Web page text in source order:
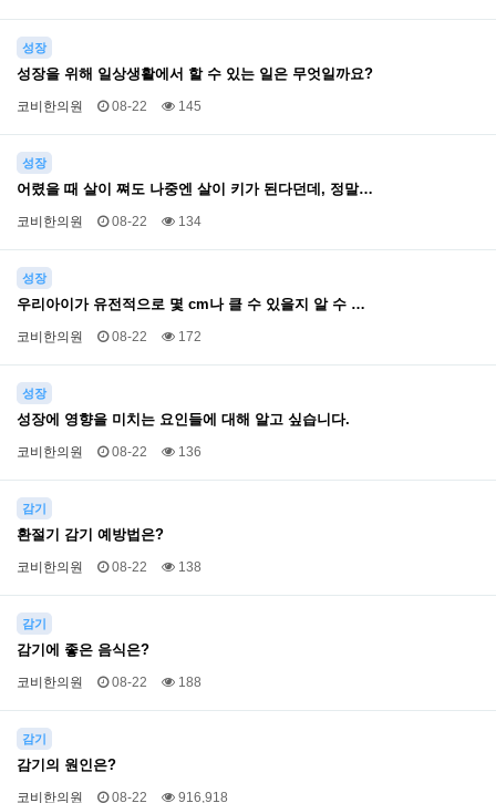
성장
성장을 위해 일상생활에서 할 수 있는 일은 무엇일까요?
코비한의원 08-22 145
성장
어렸을 때 살이 쪄도 나중엔 살이 키가 된다던데, 정말…
코비한의원 08-22 134
성장
우리아이가 유전적으로 몇 cm나 클 수 있을지 알 수 …
코비한의원 08-22 172
성장
성장에 영향을 미치는 요인들에 대해 알고 싶습니다.
코비한의원 08-22 136
감기
환절기 감기 예방법은?
코비한의원 08-22 138
감기
감기에 좋은 음식은?
코비한의원 08-22 188
감기
감기의 원인은?
코비한의원 08-22 916,918